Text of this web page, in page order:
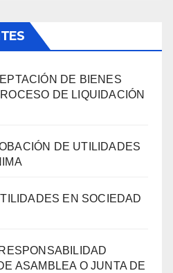
DE BIENES
DE LIQUIDACIÓN
DE UTILIDADES
EN SOCIEDAD
ASAMBLEA O JUNTA DE